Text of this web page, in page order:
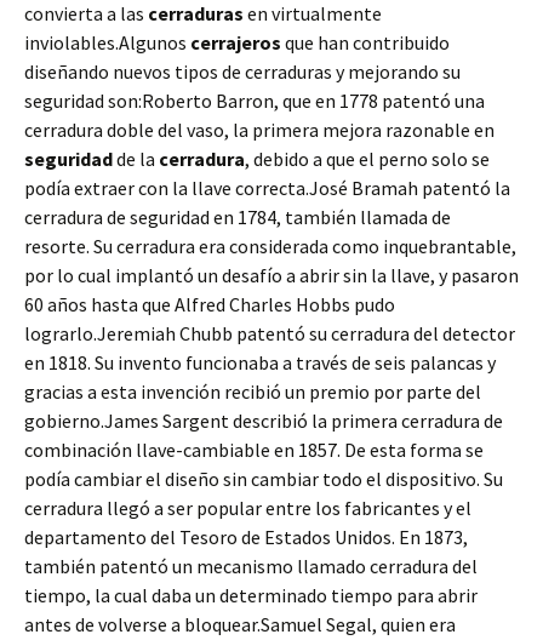
convierta a las cerraduras en virtualmente
inviolables.Algunos cerrajeros que han contribuido
diseñando nuevos tipos de cerraduras y mejorando su
seguridad son:Roberto Barron, que en 1778 patentó una
cerradura doble del vaso, la primera mejora razonable en
seguridadde la cerradura, debido a que el perno solo se
podía extraer con la llave correcta.José Bramah patentó la
cerradura de seguridad en 1784, también llamada de
resorte. Su cerradura era considerada como inquebrantable,
por lo cual implantó un desafío a abrir sin la llave, y pasaron
60 años hasta que Alfred Charles Hobbs pudo
lograrlo.Jeremiah Chubb patentó su cerradura del detector
en 1818. Su invento funcionaba a través de seis palancas y
gracias a esta invención recibió un premio por parte del
gobierno.James Sargent describió la primera cerradura de
combinación llave-cambiable en 1857. De esta forma se
podía cambiar el diseño sin cambiar todo el dispositivo. Su
cerradura llegó a ser popular entre los fabricantes y el
departamento del Tesoro de Estados Unidos. En 1873,
también patentó un mecanismo llamado cerradura del
tiempo, la cual daba un determinado tiempo para abrir
antes de volverse a bloquear.Samuel Segal, quien era